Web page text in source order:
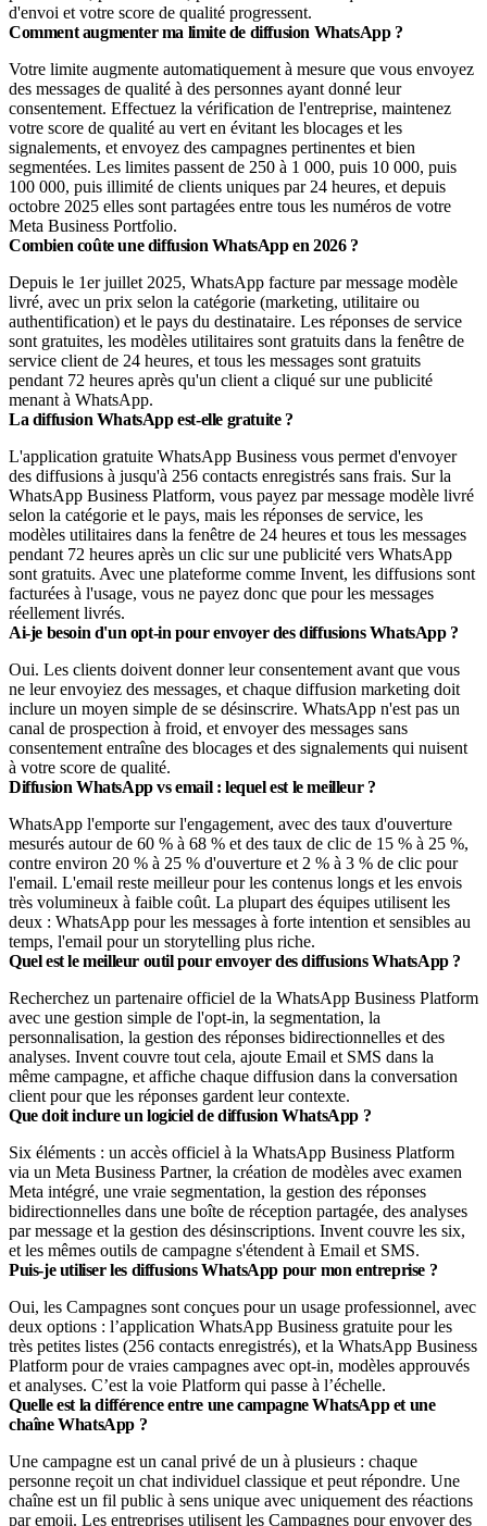
d'envoi et votre score de qualité progressent.
Comment augmenter ma limite de diffusion WhatsApp ?
Votre limite augmente automatiquement à mesure que vous envoyez
des messages de qualité à des personnes ayant donné leur
consentement. Effectuez la vérification de l'entreprise, maintenez
votre score de qualité au vert en évitant les blocages et les
signalements, et envoyez des campagnes pertinentes et bien
segmentées. Les limites passent de 250 à 1 000, puis 10 000, puis
100 000, puis illimité de clients uniques par 24 heures, et depuis
octobre 2025 elles sont partagées entre tous les numéros de votre
Meta Business Portfolio.
Combien coûte une diffusion WhatsApp en 2026 ?
Depuis le 1er juillet 2025, WhatsApp facture par message modèle
livré, avec un prix selon la catégorie (marketing, utilitaire ou
authentification) et le pays du destinataire. Les réponses de service
sont gratuites, les modèles utilitaires sont gratuits dans la fenêtre de
service client de 24 heures, et tous les messages sont gratuits
pendant 72 heures après qu'un client a cliqué sur une publicité
menant à WhatsApp.
La diffusion WhatsApp est-elle gratuite ?
L'application gratuite WhatsApp Business vous permet d'envoyer
des diffusions à jusqu'à 256 contacts enregistrés sans frais. Sur la
WhatsApp Business Platform, vous payez par message modèle livré
selon la catégorie et le pays, mais les réponses de service, les
modèles utilitaires dans la fenêtre de 24 heures et tous les messages
pendant 72 heures après un clic sur une publicité vers WhatsApp
sont gratuits. Avec une plateforme comme Invent, les diffusions sont
facturées à l'usage, vous ne payez donc que pour les messages
réellement livrés.
Ai-je besoin d'un opt-in pour envoyer des diffusions WhatsApp ?
Oui. Les clients doivent donner leur consentement avant que vous
ne leur envoyiez des messages, et chaque diffusion marketing doit
inclure un moyen simple de se désinscrire. WhatsApp n'est pas un
canal de prospection à froid, et envoyer des messages sans
consentement entraîne des blocages et des signalements qui nuisent
à votre score de qualité.
Diffusion WhatsApp vs email : lequel est le meilleur ?
WhatsApp l'emporte sur l'engagement, avec des taux d'ouverture
mesurés autour de 60 % à 68 % et des taux de clic de 15 % à 25 %,
contre environ 20 % à 25 % d'ouverture et 2 % à 3 % de clic pour
l'email. L'email reste meilleur pour les contenus longs et les envois
très volumineux à faible coût. La plupart des équipes utilisent les
deux : WhatsApp pour les messages à forte intention et sensibles au
temps, l'email pour un storytelling plus riche.
Quel est le meilleur outil pour envoyer des diffusions WhatsApp ?
Recherchez un partenaire officiel de la WhatsApp Business Platform
avec une gestion simple de l'opt-in, la segmentation, la
personnalisation, la gestion des réponses bidirectionnelles et des
analyses. Invent couvre tout cela, ajoute Email et SMS dans la
même campagne, et affiche chaque diffusion dans la conversation
client pour que les réponses gardent leur contexte.
Que doit inclure un logiciel de diffusion WhatsApp ?
Six éléments : un accès officiel à la WhatsApp Business Platform
via un Meta Business Partner, la création de modèles avec examen
Meta intégré, une vraie segmentation, la gestion des réponses
bidirectionnelles dans une boîte de réception partagée, des analyses
par message et la gestion des désinscriptions. Invent couvre les six,
et les mêmes outils de campagne s'étendent à Email et SMS.
Puis-je utiliser les diffusions WhatsApp pour mon entreprise ?
Oui, les Campagnes sont conçues pour un usage professionnel, avec
deux options : l’application WhatsApp Business gratuite pour les
très petites listes (256 contacts enregistrés), et la WhatsApp Business
Platform pour de vraies campagnes avec opt-in, modèles approuvés
et analyses. C’est la voie Platform qui passe à l’échelle.
Quelle est la différence entre une campagne WhatsApp et une
chaîne WhatsApp ?
Une campagne est un canal privé de un à plusieurs : chaque
personne reçoit un chat individuel classique et peut répondre. Une
chaîne est un fil public à sens unique avec uniquement des réactions
par emoji. Les entreprises utilisent les Campagnes pour envoyer des